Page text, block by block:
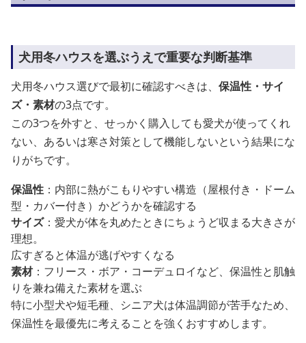
犬用冬ハウスを選ぶうえで重要な判断基準
犬用冬ハウス選びで最初に確認すべきは、 保温性・サイ
ズ・素材の3点です。
この3つを外すと、せっかく購入しても愛犬が使ってくれ
ない、あるいは寒さ対策として機能しないという結果にな
りがちです。
保温性 ：内部に熱がこもりやすい構造（屋根付き・ドーム
型・カバー付き）かどうかを確認する
サイズ：愛犬が体を丸めたときにちょうど収まる大きさが
理想。
広すぎると体温が逃げやすくなる
素材：フリース・ボア・コーデュロイなど、保温性と肌触
りを兼ね備えた素材を選ぶ
特に小型犬や短毛種、シニア犬は体温調節が苦手なため、
保温性を最優先に考えることを強くおすすめします。